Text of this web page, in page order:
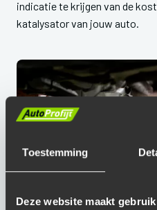
Toestemming
Deze website maakt
indicatie te krijgen van de
katalysator van jouw auto.